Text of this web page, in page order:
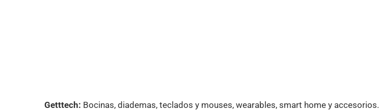
Getttech: Bocinas, diademas, teclados y mouses, wearables, smart home y accesorios.